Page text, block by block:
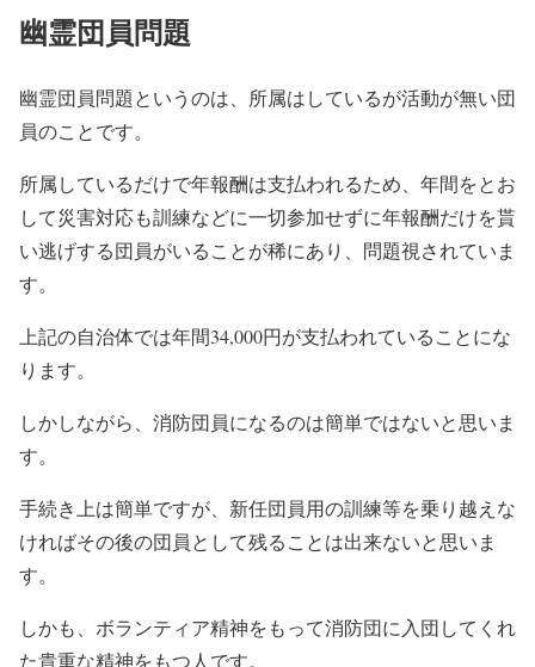
幽霊団員問題
幽霊団員問題というのは、所属はしているが活動が無い団
員のことです。
所属しているだけで年報酬は支払われるため、年間をとお
して災害対応も訓練などに一切参加せずに年報酬だけを貰
い逃げする団員がいることが稀にあり、問題視されていま
す。
上記の自治体では年間34,000円が支払われていることにな
ります。
しかしながら、消防団員になるのは簡単ではないと思いま
す。
手続き上は簡単ですが、新任団員用の訓練等を乗り越えな
ければその後の団員として残ることは出来ないと思いま
す。
しかも、ボランティア精神をもって消防団に入団してくれ
た貴重な精神をもつ人です。